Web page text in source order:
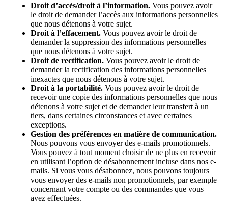
Droit d’accès/droit à l’information. Vous pouvez avoir
le droit de demander l’accès aux informations personnelles
que nous détenons à votre sujet.
Droit à l’effacement. Vous pouvez avoir le droit de
demander la suppression des informations personnelles
que nous détenons à votre sujet.
Droit de rectification. Vous pouvez avoir le droit de
demander la rectification des informations personnelles
inexactes que nous détenons à votre sujet.
Droit à la portabilité. Vous pouvez avoir le droit de
recevoir une copie des informations personnelles que nous
détenons à votre sujet et de demander leur transfert à un
tiers, dans certaines circonstances et avec certaines
exceptions.
Gestion des préférences en matière de communication.
Nous pouvons vous envoyer des e-mails promotionnels.
Vous pouvez à tout moment choisir de ne plus en recevoir
en utilisant l’option de désabonnement incluse dans nos e-
mails. Si vous vous désabonnez, nous pouvons toujours
vous envoyer des e-mails non promotionnels, par exemple
concernant votre compte ou des commandes que vous
avez effectuées.